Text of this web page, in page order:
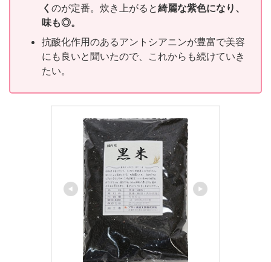
く のが定番。炊き上がると綺麗な紫色になり、
味も◎。
抗酸化作用のあるアントシアニンが豊富で美容
にも良いと聞いたので、これからも続けていき
たい。